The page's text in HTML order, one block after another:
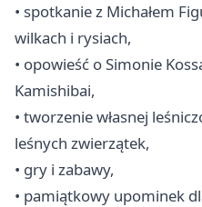
• spotkanie z Michałem
wilkach i rysiach,
• opowieść o Simonie
Kamishibai,
• tworzenie własnej
leśnych zwierzątek,
• gry i zabawy,
• pamiątkowy upominek